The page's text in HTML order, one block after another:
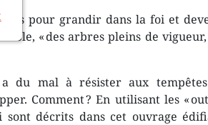
pour grandir dans la foi et
Bible, « des arbres pleins de
du mal à résister aux
Comment ? En utilisant les «
décrits dans cet ouvrage